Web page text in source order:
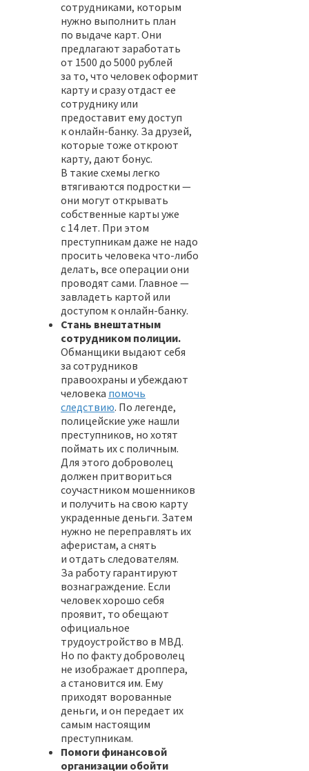
сотрудниками, которым
нужно выполнить план
по выдаче карт. Они
предлагают заработать
от 1500 до 5000 рублей
за то, что человек оформит
карту и сразу отдаст ее
сотруднику или
предоставит ему доступ
к онлайн-банку. За друзей,
которые тоже откроют
карту, дают бонус.
В такие схемы легко
втягиваются подростки —
они могут открывать
собственные карты уже
с 14 лет. При этом
преступникам даже не надо
просить человека что-либо
делать, все операции они
проводят сами. Главное —
завладеть картой или
доступом к онлайн-банку.
Стань внештатным
сотрудником полиции.
Обманщики выдают себя
за сотрудников
правоохраны и убеждают
человека помочь
следствию. По легенде,
полицейские уже нашли
преступников, но хотят
поймать их с поличным.
Для этого доброволец
должен притвориться
соучастником мошенников
и получить на свою карту
украденные деньги. Затем
нужно не переправлять их
аферистам, а снять
и отдать следователям.
За работу гарантируют
вознаграждение. Если
человек хорошо себя
проявит, то обещают
официальное
трудоустройство в МВД.
Но по факту доброволец
не изображает дроппера,
а становится им. Ему
приходят ворованные
деньги, и он передает их
самым настоящим
преступникам.
Помоги финансовой
организации обойти